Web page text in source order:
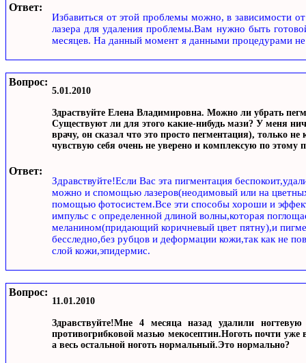
Ответ:
Избавиться от этой проблемы можно, в зависимости
лазера для удаления проблемы.Вам нужно быть
месяцев. На данный момент я данными процедурами
Вопрос:
5.01.2010
Здраствуйте Елена Владимировна. Можно ли убрать
Существуют ли для этого какие-нибудь мази? У меня
врачу, он сказал что это просто пегментация), только
чувствую себя очень не уверено и комплексую по этому
Ответ:
Здравствуйте!Если Вас эта пигментация
можно и спомощью лазеров(неодимовый или на
помощью фотосистем.Все эти способы хороши и
импульс с определенной длиной волны,которая
меланином(придающий коричневый цвет пятну),и
бесследно,без рубцов и деформации кожи,так как не
слой кожи,эпидермис.
Вопрос:
11.01.2010
Здравствуйте!Мне 4 месяца назад удалили
противогрибковой мазью мекосептин.Ноготь почти
а весь остальной ноготь нормальный.Это нормально?